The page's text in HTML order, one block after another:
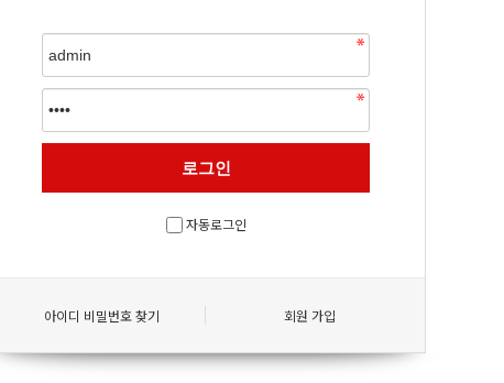
자동로그인
아이디 비밀번호 찾기 회원 가입